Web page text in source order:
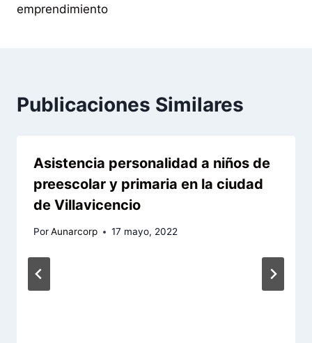
emprendimiento
Publicaciones Similares
Asistencia personalidad a niños de
preescolar y primaria en la ciudad
de Villavicencio
PorAunarcorp 17 mayo, 2022